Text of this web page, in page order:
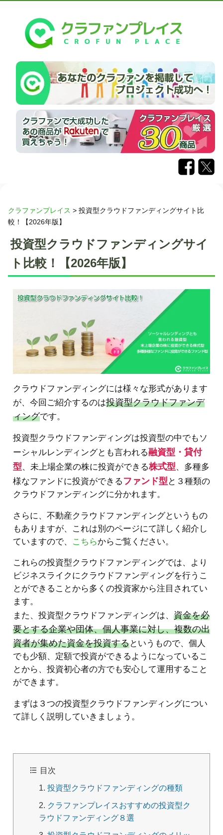
クラファンプレイス > 投資型クラウドファンディングサイト比
較！【2026年版】
投資型クラウドファンディングサイ
ト比較！【2026年版】
クラウドファンディングには様々な形式があります
が、今回ご紹介するのは投資型クラウドファンデ
ィングです。
投資型クラウドファンディングは投資型の中でもソ
ーシャルレンディングとも言われる融資型・貸付
型、未上場企業の株に投資ができる株式型、多種多
様なファンドに投資ができる ファンド型 と３種類の
クラウドファンディングに分かれます。
さらに、不動産クラウドファンディングというもの
もありますが、これは別のページにて詳しく紹介し
ていますので、
こちらからご覧ください。
これらの投資型クラウドファンディングでは、より
ビジネスライクにクラウドファンディングを行うこ
とができることから多くの投資家から注目されてい
ます。
また、投資型クラウドファンディングは、 資金を必
要とする企業や団体、個人事業に対し、複数の出
資者が集めた資金を投資するというもので、個人
でも少額、定額で投資ができるようになっているこ
とから、投資初心者の方でも安心して運用すること
ができます。
まずは３つの投資型クラウドファンディングについ
て詳しく説明していきましょう。
目次
投資型クラウドファンディングの種類
クラファンプレイスおすすめの投資型ク
ラウドファンディング８選